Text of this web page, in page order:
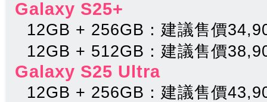
Galaxy S25+
12GB + 256GB：建議售價
12GB + 512GB：建議售價
Galaxy S25 Ultra
12GB + 256GB：建議售價